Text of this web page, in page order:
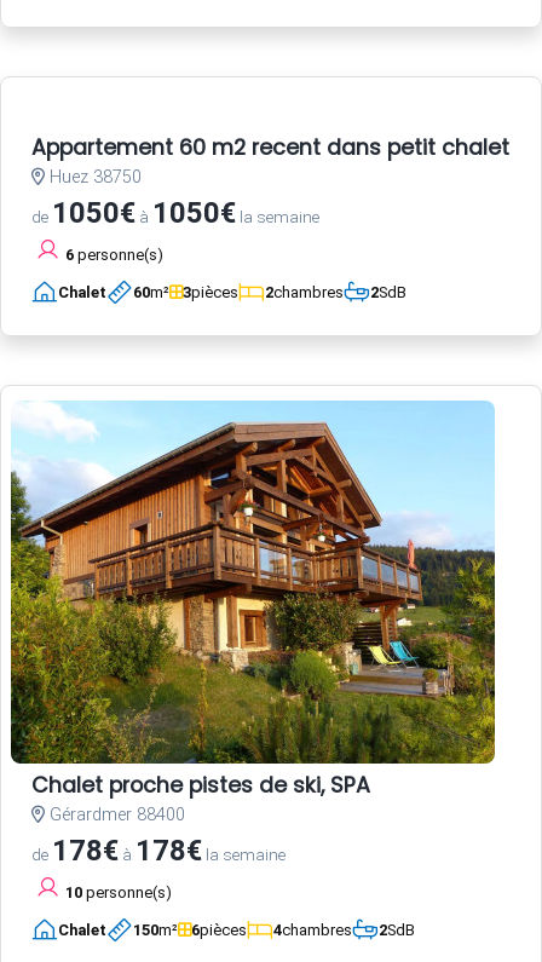
Appartement 60 m2 recent dans petit chalet a
Huez 38750
de 1050€ à 1050€ la semaine
6 personne(s)
Chalet 60m² 3pièces 2chambres 2SdB
Chalet proche pistes de ski, SPA
Gérardmer 88400
de 178€ à 178€ la semaine
10 personne(s)
Chalet 150m² 6pièces 4chambres 2SdB